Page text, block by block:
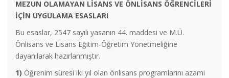
MEZUN OLAMAYAN LİSANS VE ÖNLİSANS ÖĞRENCİLERİ
İÇİN UYGULAMA ESASLARI
Bu esaslar, 2547 sayılı yasanın 44. maddesi ve M.Ü.
Önlisans ve Lisans Eğitim-Öğretim Yönetmeliğine
dayanılarak hazırlanmıştır.
1) Öğrenim süresi iki yıl olan önlisans programlarını azami